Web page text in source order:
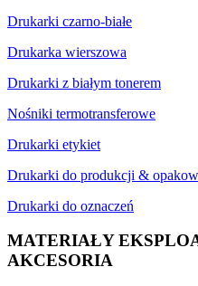
Drukarki czarno-białe
Drukarka wierszowa
Drukarki z białym tonerem
Nośniki termotransferowe
Drukarki etykiet
Drukarki do produkcji &
Drukarki do oznaczeń
MATERIAŁY
AKCESORIA